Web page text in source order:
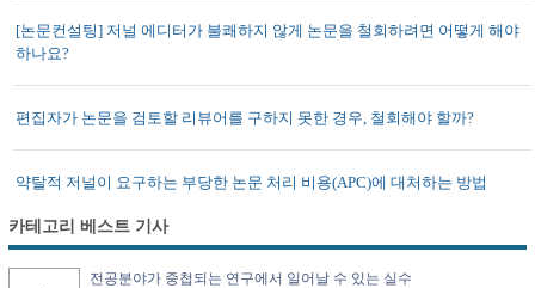
[논문컨설팅] 저널 에디터가 불쾌하지 않게 논문을 철회하려면 어떻게 해야
하나요?
편집자가 논문을 검토할 리뷰어를 구하지 못한 경우, 철회해야 할까?
약탈적 저널이 요구하는 부당한 논문 처리 비용(APC)에 대처하는 방법
카테고리 베스트 기사
전공분야가 중첩되는 연구에서 일어날 수 있는 실수